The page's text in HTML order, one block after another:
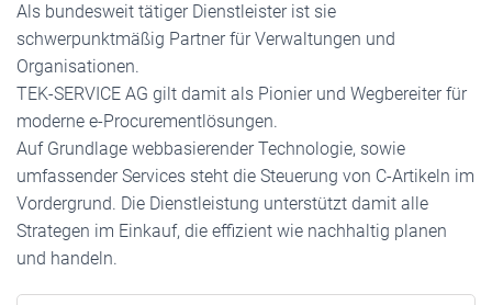
Als bundesweit tätiger Dienstleister ist sie
schwerpunktmäßig Partner für Verwaltungen und
Organisationen.
TEK-SERVICE AG gilt damit als Pionier und Wegbereiter für
moderne e-Procurementlösungen.
Auf Grundlage webbasierender Technologie, sowie
umfassender Services steht die Steuerung von C-Artikeln im
Vordergrund. Die Dienstleistung unterstützt damit alle
Strategen im Einkauf, die effizient wie nachhaltig planen
und handeln.